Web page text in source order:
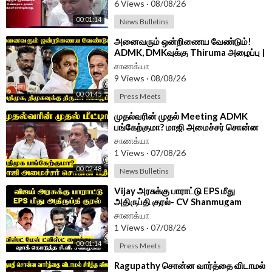
Android App -https://play.google.com/store/....apps/details?id=
com.
00:01:14
6 Views · 08/08/26
News Bulletins
00:04:45
⁣அனைவரும் ஒன்றிணைய வேண்டும்!
ADMK, DMKவுக்கு Thiruma அழைப்பு |
VCK
சாணக்யா
9 Views · 08/08/26
Press Meets
00:02:48
⁣முதல்வரின் முதல் Meeting ADMK
பங்கேற்குமா? மாஜி அமைச்சர் சொன்ன
பதில் | osmanikandan pressmeet
சாணக்யா
1 Views · 07/08/26
News Bulletins
00:01:14
⁣Vijay அரசுக்கு பாராட்டு EPS மீது
அதிருப்தி குரல்- CV Shanmugam
PressMeet | ADMK | TVK |
சாணக்யா
1 Views · 07/08/26
Press Meets
⁣Ragupathy சொன்ன வார்த்தை விடாமல்